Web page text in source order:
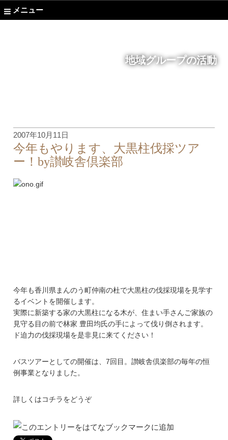
メニュー
地域グループの活動
2007年10月11日
今年もやります、大黒柱伐採ツア
ー！by讃岐舎倶楽部
今年も香川県まんのう町仲南の杜で大黒柱の伐採現場を見学す
るイベントを開催します。
実際に新築する家の大黒柱になる木が、住まい手さんご家族の
見守る目の前で林家 豊田均氏の手によって伐り倒されます。
ド迫力の伐採現場を是非見に来てください！
バスツアーとしての開催は、7回目。讃岐舎倶楽部の毎年の恒
例事業となりました。
詳しくはコチラをどうぞ